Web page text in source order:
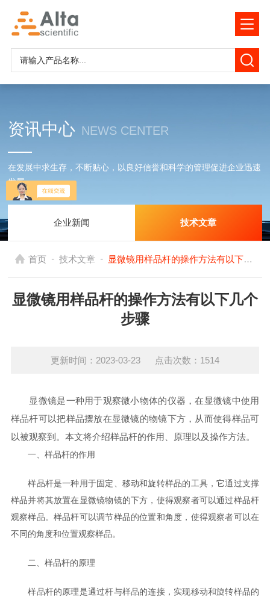
资讯中心 NEWS CENTER
在发展中求生存，不断贴心，以良好信誉和科学的管理促进企业迅速
发展
企业新闻 技术文章
首页 - 技术文章 - 显微镜用样品杆的操作方法有以下几个步骤
显微镜用样品杆的操作方法有以下几个
步骤
更新时间：2023-03-23 点击次数：1514
显微镜是一种用于观察微小物体的仪器，在显微镜中使用
样品杆可以把样品摆放在显微镜的物镜下方，从而使得样品可
以被观察到。本文将介绍样品杆的作用、原理以及操作方法。
一、样品杆的作用
样品杆是一种用于固定、移动和旋转样品的工具，它通过支撑
样品并将其放置在显微镜物镜的下方，使得观察者可以通过样品杆
观察样品。样品杆可以调节样品的位置和角度，使得观察者可以在
不同的角度和位置观察样品。
二、样品杆的原理
样品杆的原理是通过杆与样品的连接，实现移动和旋转样品的